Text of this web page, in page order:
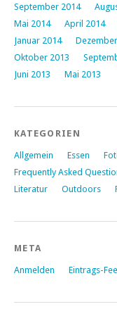
September 2014
Mai 2014
April 2014
Januar 2014
Oktober 2013
Juni 2013
Mai 2013
KATEGORIEN
Allgemein Essen
Frequently Asked
Literatur
Outdoors
META
Anmelden Eintrags-